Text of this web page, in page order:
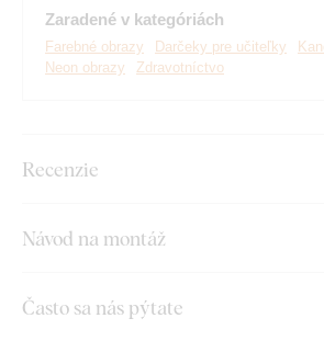
technológiea najkvalitnejšie farby na
Zaradené v kategóriách
Farebné obrazy Darčeky pre učiteľky
Neon obrazy
Zdravotníctvo
Recenzie
Návod na montáž
Často sa nás pýtate